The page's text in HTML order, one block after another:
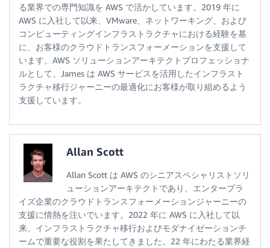
る業界での専門知識を AWS で活かしています。2019 年に
AWS に入社して以来、VMware、ネットワーキング、および
コンピューティングインフラストラクチャにおける経験を基
に、お客様のクラウドトランスフォーメーションを支援して
います。AWS ソリューションアーキテクトプロフェッショナ
ルとして、James は AWS サービスを活用したインフラスト
ラクチャ移行ジャーニーの最適化にお客様が取り組めるよう
支援しています。
Allan Scott
Allan Scott は AWS のシニアスペシャリストソリ
ューションアーキテクトであり、エンタープラ
イズ企業のクラウドトランスフォーメーションジャーニーの
支援に情熱を注いでいます。2022 年に AWS に入社して以
来、インフラストラクチャ移行およびモダナイゼーションチ
ームで重要な役割を果たしてきました。22 年にわたる業界経